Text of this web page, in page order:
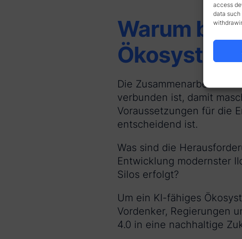
access
data such
Warum
Die Zusammenarbeit im
verbunden ist, damit
Voraussetzungen für die
entscheidend ist.
Was sind die
Entwicklung modernster
Silos erfolgt?
Um ein KI-fähiges
Vordenker, Regierungen
4.0 in eine nachhaltige